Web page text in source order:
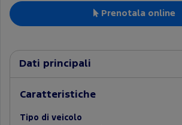
Prenotala online
Dati principali
Caratteristiche
Tipo di veicolo